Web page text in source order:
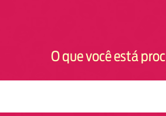
O que você está